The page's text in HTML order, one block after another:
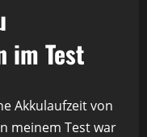
im Test
Akkulaufzeit von
meinem Test war